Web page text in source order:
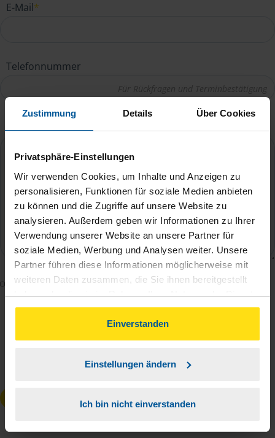
Zustimmung Details Über Cookies
Privatsphäre-Einstellungen
Wir verwenden Cookies, um Inhalte und Anzeigen zu
personalisieren, Funktionen für soziale Medien anbieten
zu können und die Zugriffe auf unsere Website zu
analysieren. Außerdem geben wir Informationen zu Ihrer
Verwendung unserer Website an unsere Partner für
soziale Medien, Werbung und Analysen weiter. Unsere
Partner führen diese Informationen möglicherweise mit
weiteren Daten zusammen, die Sie ihnen bereitgestellt
haben oder die sie im Rahmen Ihrer Nutzung der Dienste
gesammelt haben. Indem Sie auf Einverstanden klicken,
können Sie der Verwendung von Cookies, gemäß
unserer➔ Datenschutzrichtliniezustimmen.
Einverstanden
Einstellungen ändern
Ich bin nicht einverstanden
E-Mail*
Telefonnummer
Mit dem Absenden des Kontaktformulars erkläre ich
mich damit einverstanden, dass meine Daten zur
Bearbeitung meines Anliegens sowie zur internen
Kenntnis genommen.*
Anfrage absenden